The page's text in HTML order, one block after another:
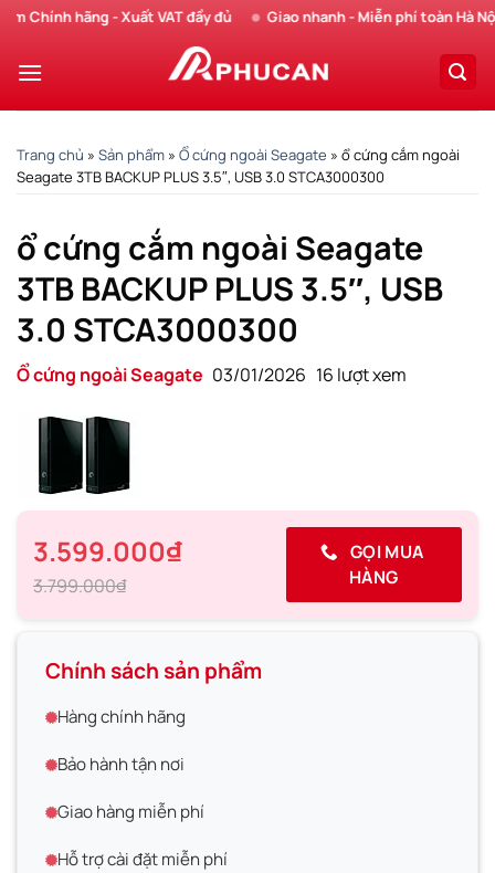
Chuyển
nội
hãng - Xuất VAT đầy đủ Giao nhanh - Miễn phí toàn Hà Nội
Trang chủ » Sản phẩm » Ổ cứng ngoài Seagate » ổ cứng cắm ngoài
Seagate 3TB BACKUP PLUS 3.5″, USB 3.0 STCA3000300
ổ cứng cắm ngoài Seagate
3TB BACKUP PLUS 3.5″, USB
3.0 STCA3000300
Ổ cứng ngoài Seagate 03/01/2026 16 lượt xem
3.599.000₫
3.799.000₫
GỌI MUA
HÀNG
Chính sách sản phẩm
Hàng chính hãng
Bảo hành tận nơi
Giao hàng miễn phí
Hỗ trợ cài đặt miễn phí